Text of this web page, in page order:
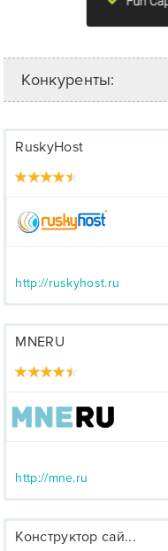
Конкуренты:
RuskyHost
http://ruskyhost.ru
MNERU
http://mne.ru
Конструктор сай...